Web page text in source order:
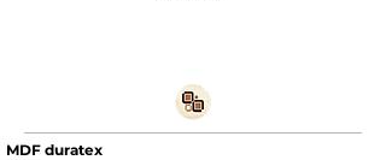
MDF duratex